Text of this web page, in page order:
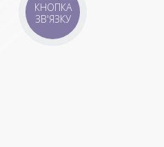
КНОПКА
ЗВ'ЯЗКУ